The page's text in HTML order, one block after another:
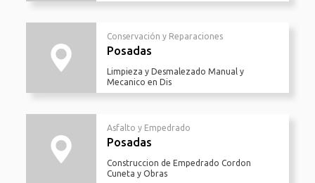
Conservación y Reparaciones
Posadas
Limpieza y Desmalezado Manual y
Mecanico en Dis
Asfalto y Empedrado
Posadas
Construccion de Empedrado Cordon
Cuneta y Obras